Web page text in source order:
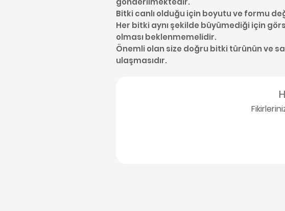
Bitki canlı olduğu için boyutu ve formu
Her bitki aynı şekilde büyümediği için
olması beklenmemelidir.
Önemli olan size doğru bitki türünün ve
ulaşmasıdır.